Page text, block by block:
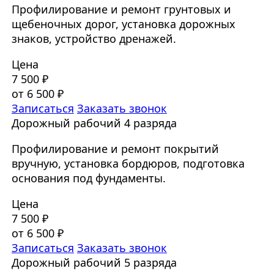
Профилирование и ремонт грунтовых и
щебеночных дорог, установка дорожных
знаков, устройство дренажей.
Цена
7 500 ₽
от 6 500 ₽
Записаться Заказать звонок
Дорожный рабочий 4 разряда
Профилирование и ремонт покрытий
вручную, установка бордюров, подготовка
основания под фундаменты.
Цена
7 500 ₽
от 6 500 ₽
Записаться Заказать звонок
Дорожный рабочий 5 разряда